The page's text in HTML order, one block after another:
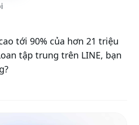
tới 90% của hơn 21 triệu
tập trung trên LINE, bạn